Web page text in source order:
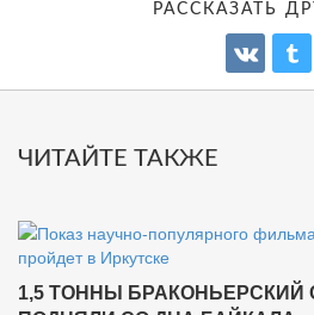
РАССКАЗАТЬ
ЧИТАЙТЕ ТАКЖЕ
1,5 ТОННЫ БРАКОНЬЕРСКИЙ